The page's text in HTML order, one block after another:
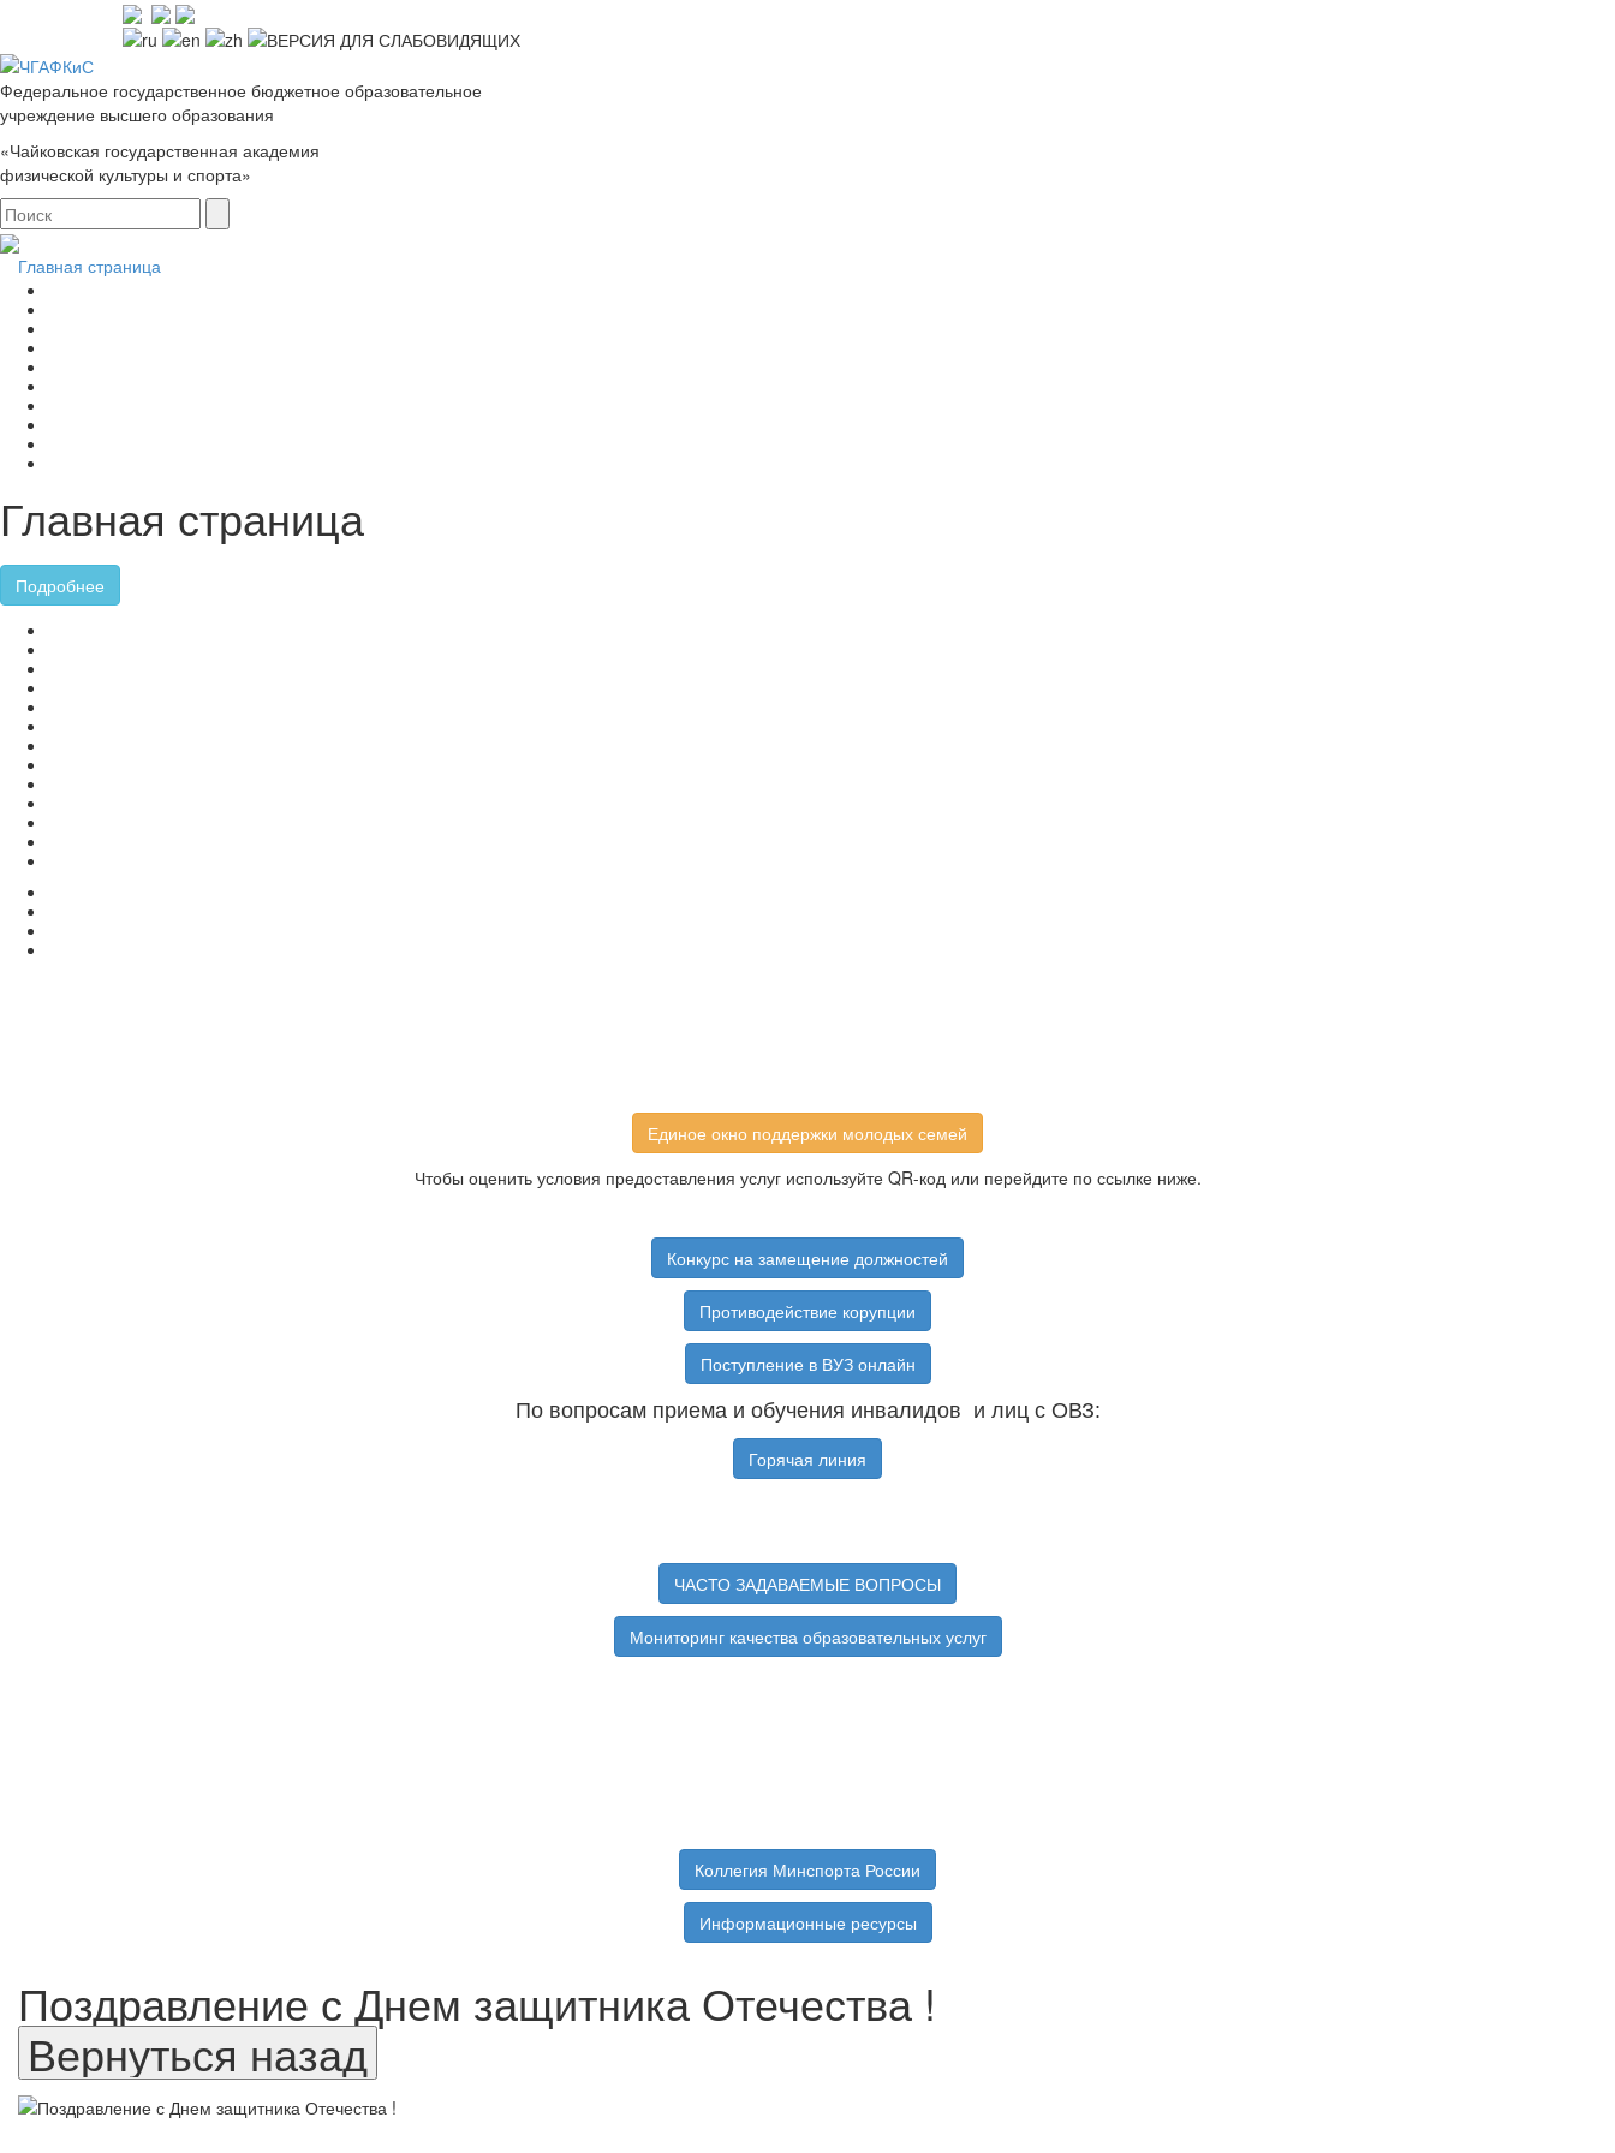
Федеральное государственное бюджетное образовательное
учреждение высшего образования
«Чайковская государственная академия
физической культуры и спорта»
Главная страница
Главная страница
Подробнее
Единое окно поддержки молодых семей
Чтобы оценить условия предоставления услуг используйте QR-код или перейдите по ссылке ниже.
Конкурс на замещение должностей
Противодействие корупции
Поступление в ВУЗ онлайн
По вопросам приема и обучения инвалидов и лиц с ОВЗ:
Горячая линия
ЧАСТО ЗАДАВАЕМЫЕ ВОПРОСЫ
Мониторинг качества образовательных услуг
Коллегия Минспорта России
Информационные ресурсы
Поздравление с Днем защитника Отечества !